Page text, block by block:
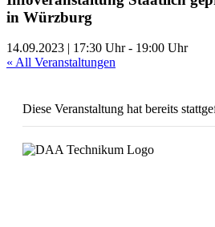
in Würzburg
14.09.2023 | 17:30 Uhr- 19:00 Uhr
« All Veranstaltungen
Diese Veranstaltung hat bereits